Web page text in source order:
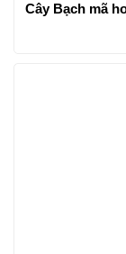
Cây Bạch mã